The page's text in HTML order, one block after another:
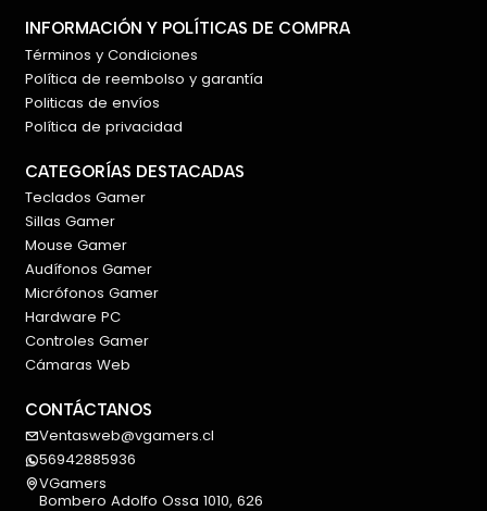
INFORMACIÓN Y POLÍTICAS DE COMPRA
Términos y Condiciones
Política de reembolso y garantía
Politicas de envíos
Política de privacidad
CATEGORÍAS DESTACADAS
Teclados Gamer
Sillas Gamer
Mouse Gamer
Audífonos Gamer
Micrófonos Gamer
Hardware PC
Controles Gamer
Cámaras Web
CONTÁCTANOS
Ventasweb@vgamers.cl
56942885936
VGamers
Bombero Adolfo Ossa 1010, 626